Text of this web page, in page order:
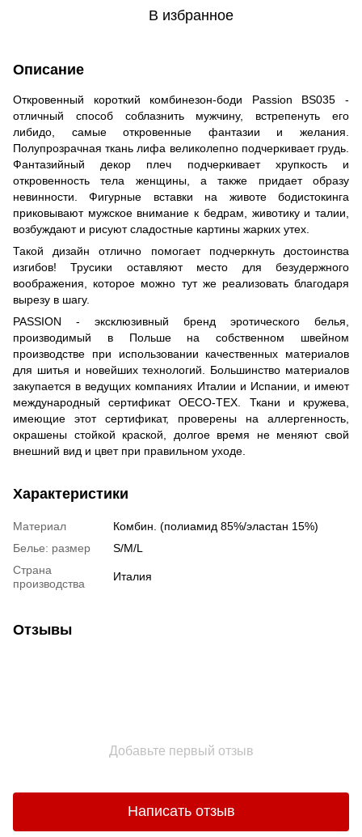
В избранное
Описание
Откровенный короткий комбинезон-боди Passion BS035 -
отличный способ соблазнить мужчину, встрепенуть его
либидо, самые откровенные фантазии и желания.
Полупрозрачная ткань лифа великолепно подчеркивает грудь.
Фантазийный декор плеч подчеркивает хрупкость и
откровенность тела женщины, а также придает образу
невинности. Фигурные вставки на животе бодистокинга
приковывают мужское внимание к бедрам, животику и талии,
возбуждают и рисуют сладостные картины жарких утех.
Такой дизайн отлично помогает подчеркнуть достоинства
изгибов! Трусики оставляют место для безудержного
воображения, которое можно тут же реализовать благодаря
вырезу в шагу.
PASSION - эксклюзивный бренд эротического белья,
производимый в Польше на собственном швейном
производстве при использовании качественных материалов
для шитья и новейших технологий. Большинство материалов
закупается в ведущих компаниях Италии и Испании, и имеют
международный сертификат OECO-TEX. Ткани и кружева,
имеющие этот сертификат, проверены на аллергенность,
окрашены стойкой краской, долгое время не меняют свой
внешний вид и цвет при правильном уходе.
Характеристики
Материал
Комбин. (полиамид 85%/эластан 15%)
Белье: размер
S/M/L
Страна
производства
Италия
Отзывы
Добавьте первый отзыв
Написать отзыв